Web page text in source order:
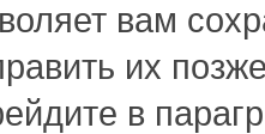
вам
их
в